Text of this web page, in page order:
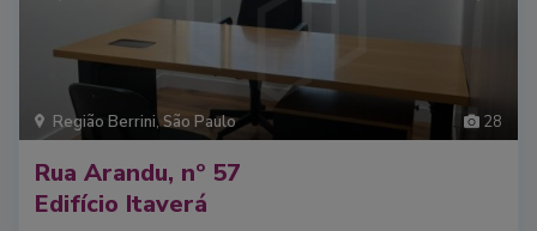
28
Região Berrini,São Paulo
Rua Arandu, nº 57
Edifício Itaverá